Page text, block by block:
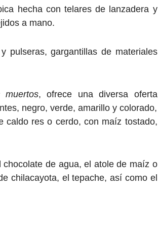
hecha con telares de lanzadera y
a mano.
pulseras, gargantillas de materiales
, ofrece una diversa oferta
negro, verde, amarillo y colorado,
caldo res o cerdo, con maíz tostado,
de agua, el atole de maíz o
chilacayota, el tepache, así como el